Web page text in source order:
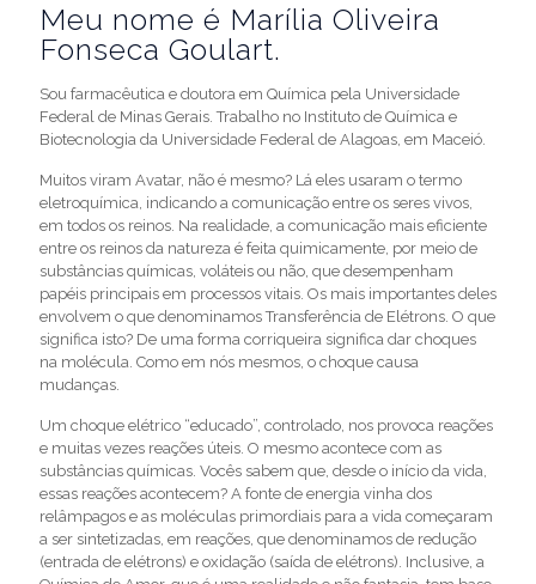
Meu nome é Marília Oliveira
Fonseca Goulart.
Sou farmacêutica e doutora em Química pela Universidade
Federal de Minas Gerais. Trabalho no Instituto de Química e
Biotecnologia da Universidade Federal de Alagoas, em Maceió.
Muitos viram Avatar, não é mesmo? Lá eles usaram o termo
eletroquímica, indicando a comunicação entre os seres vivos,
em todos os reinos. Na realidade, a comunicação mais eficiente
entre os reinos da natureza é feita quimicamente, por meio de
substâncias químicas, voláteis ou não, que desempenham
papéis principais em processos vitais. Os mais importantes deles
envolvem o que denominamos Transferência de Elétrons. O que
significa isto? De uma forma corriqueira significa dar choques
na molécula. Como em nós mesmos, o choque causa
mudanças.
Um choque elétrico “educado”, controlado, nos provoca reações
e muitas vezes reações úteis. O mesmo acontece com as
substâncias químicas. Vocês sabem que, desde o início da vida,
essas reações acontecem? A fonte de energia vinha dos
relâmpagos e as moléculas primordiais para a vida começaram
a ser sintetizadas, em reações, que denominamos de redução
(entrada de elétrons) e oxidação (saída de elétrons). Inclusive, a